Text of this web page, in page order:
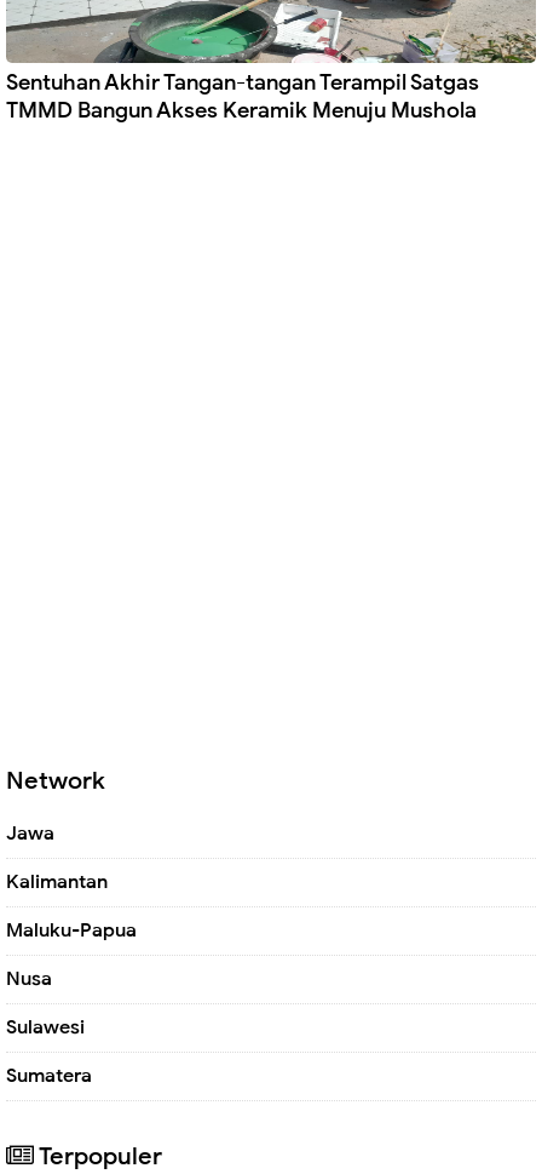
Sentuhan Akhir Tangan-tangan Terampil Satgas
TMMD Bangun Akses Keramik Menuju Mushola
Network
Jawa
Kalimantan
Maluku-Papua
Nusa
Sulawesi
Sumatera
Terpopuler